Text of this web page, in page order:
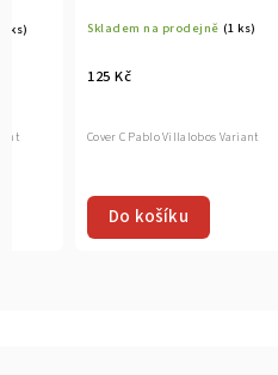
ks) Skladem na prodejně (1 ks)
125 Kč
Do košíku
Cover C Pablo Villalobos Variant